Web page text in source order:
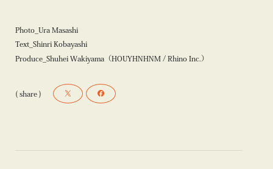
Photo_Ura Masashi
Text_Shinri Kobayashi
Produce_Shuhei Wakiyama（HOUYHNHNM / Rhino Inc.）
( share )